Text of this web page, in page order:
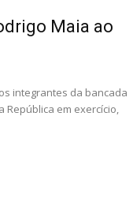
Maia ao
integrantes da bancada
em exercício,